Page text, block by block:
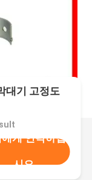
대기 고정도
게 연락하십
시오